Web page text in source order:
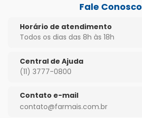
Fale Conosco
Horário de atendimento
Todos os dias das 8h às 18h
Central de Ajuda
(11) 3777-0800
Contato e-mail
contato@farmais.com.br